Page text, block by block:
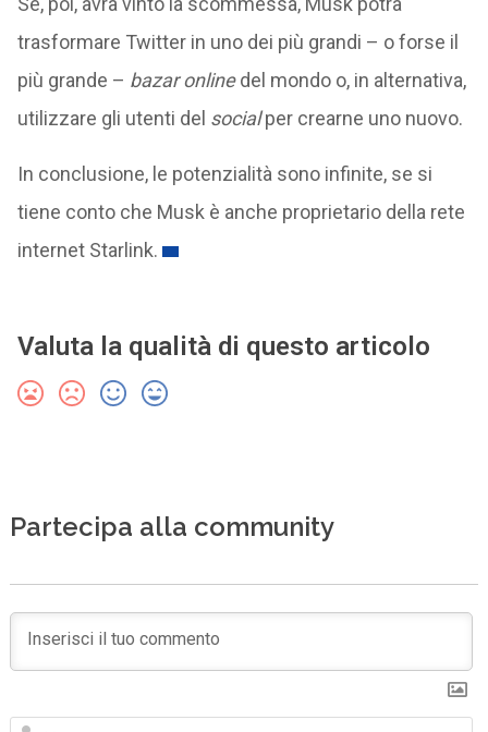
trasformare Twitter in uno dei più grandi – o forse il
più grande – bazar onlinedel mondo o, in alternativa,
utilizzare gli utenti del socialper crearne uno nuovo.
In conclusione, le potenzialità sono infinite, se si
tiene conto che Musk è anche proprietario della rete
internet Starlink.
Valuta la qualità di questo articolo
Partecipa alla community